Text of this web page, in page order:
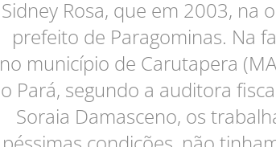
Sidney Rosa, que em 2003, na
prefeito de Paragominas. Na
no município de Carutapera
o Pará, segundo a auditora
Soraia Damasceno, os